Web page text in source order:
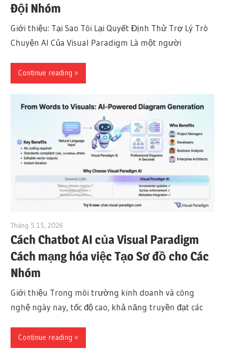
Đội Nhóm
Giới thiệu: Tại Sao Tôi Lại Quyết Định Thử Trợ Lý Trò
Chuyện AI Của Visual Paradigm Là một người
Continue reading
Tháng 5 15, 2026
Cách Chatbot AI của Visual Paradigm
Cách mạng hóa việc Tạo Sơ đồ cho Các
Nhóm
Giới thiệu Trong môi trường kinh doanh và công
nghệ ngày nay, tốc độ cao, khả năng truyền đạt các
Continue reading